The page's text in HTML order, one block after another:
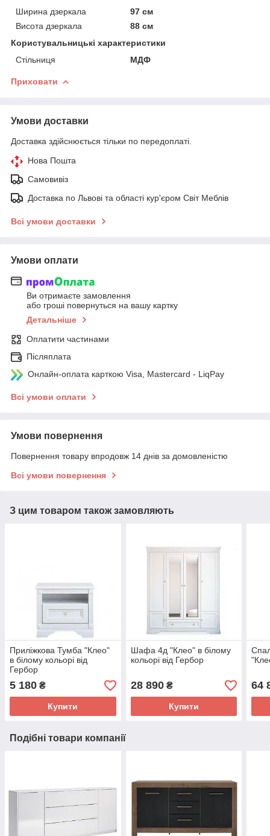
Ширина дзеркала
97 см
Висота дзеркала
88 см
Користувальницькі характеристики
Стільниця
МДФ
Приховати
Умови доставки
Доставка здійснюється тільки по передоплаті.
Нова Пошта
Самовивіз
Доставка по Львові та області кур'єром Світ Меблів
Всі умови доставки
Умови оплати
Ви отримаєте замовлення
або гроші повернуться на вашу картку
Детальніше
Оплатити частинами
Післяплата
Онлайн-оплата карткою Visa, Mastercard - LiqPay
Всі умови оплати
Умови повернення
Повернення товару впродовж 14 днів за домовленістю
Всі умови повернення
З цим товаром також замовляють
Приліжкова Тумба "Клео"
в білому кольорі від
Гербор
5 180 ₴
Купити
Шафа 4д "Клео" в білому
кольорі від Гербор
28 890₴
Купити
64
Подібні товари компанії